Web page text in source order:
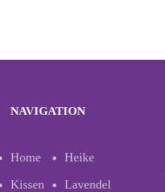
NAVIGATION
Home
Heike
Kissen
Lavendel